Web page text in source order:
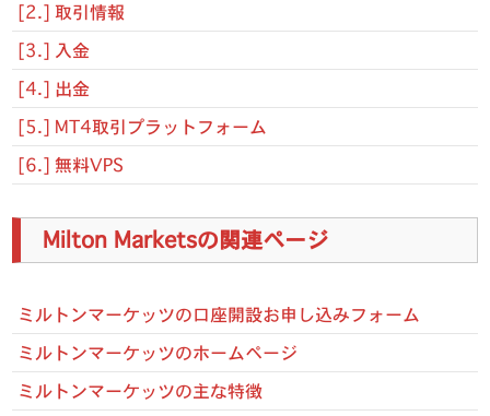
[2.] 取引情報
[3.] 入金
[4.] 出金
[5.] MT4取引プラットフォーム
[6.] 無料VPS
Milton Marketsの関連ページ
ミルトンマーケッツの口座開設お申し込みフォーム
ミルトンマーケッツのホームページ
ミルトンマーケッツの主な特徴